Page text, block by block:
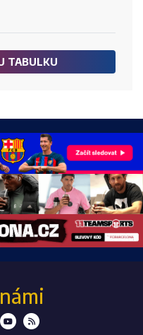
TABULKU